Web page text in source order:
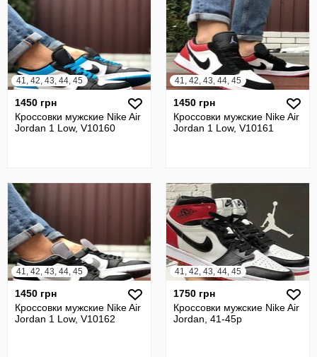
41, 42, 43, 44, 45
1450 грн
Кроссовки мужские Nike Air
Jordan 1 Low, V10160
41, 42, 43, 44, 45
1450 грн
Кроссовки мужские Nike Air
Jordan 1 Low, V10161
41, 42, 43, 44, 45
1450 грн
Кроссовки мужские Nike Air
Jordan 1 Low, V10162
41, 42, 43, 44, 45
1750 грн
Кроссовки мужские Nike Air
Jordan, 41-45р